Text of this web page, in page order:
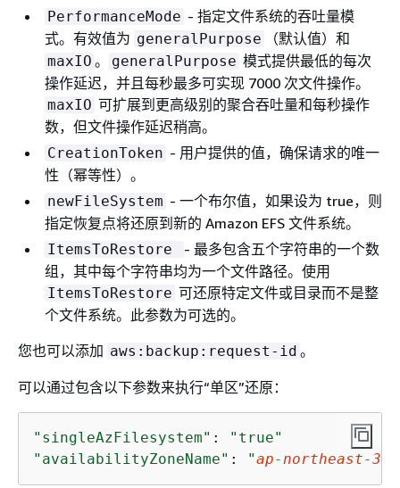
PerformanceMode - 指定文件系统的吞吐量模
式。有效值为 generalPurpose （默认值）和
maxIO 。 generalPurpose 模式提供最低的每次
操作延迟，并且每秒最多可实现 7000 次文件操作。
maxIO 可扩展到更高级别的聚合吞吐量和每秒操作
数，但文件操作延迟稍高。
CreationToken - 用户提供的值，确保请求的唯一
性（幂等性）。
newFileSystem - 一个布尔值，如果设为 true，则
指定恢复点将还原到新的 Amazon EFS 文件系统。
ItemsToRestore
- 最多包含五个字符串的一个数
组，其中每个字符串均为一个文件路径。使用
ItemsToRestore 可还原特定文件或目录而不是整
个文件系统。此参数为可选的。
您也可以添加 aws:backup:request-id 。
可以通过包含以下参数来执行“单区”还原：
"singleAzFilesystem" :
"true"
"availabilityZoneName" : "ap-northeast-3